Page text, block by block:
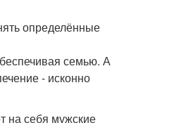
определённые
семью. А
- исконно
на себя мужские